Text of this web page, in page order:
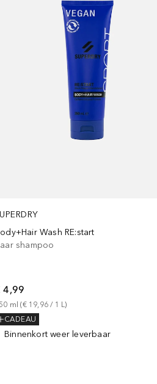
Wash RE:start
shampoo
4,99
ml (€ 19,96 / 1 L)
CADEAU
Binnenkort weer leverbaar